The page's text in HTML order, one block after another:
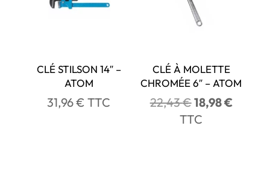
CLÉ STILSON 14″ –
ATOM
31,96€ TTC
CLÉ À MOLETTE
CHROMÉE 6″ – ATOM
22,43€Le
prix
18,98€Le
TTC